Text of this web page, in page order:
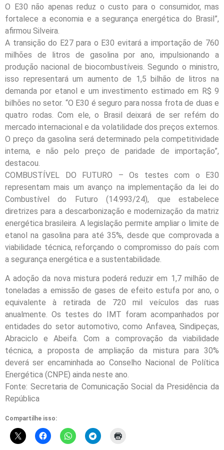
O E30 não apenas reduz o custo para o consumidor, mas
fortalece a economia e a segurança energética do Brasil”,
afirmou Silveira.
A transição do E27 para o E30 evitará a importação de 760
milhões de litros de gasolina por ano, impulsionando a
produção nacional de biocombustíveis. Segundo o ministro,
isso representará um aumento de 1,5 bilhão de litros na
demanda por etanol e um investimento estimado em R$ 9
bilhões no setor. “O E30 é seguro para nossa frota de duas e
quatro rodas. Com ele, o Brasil deixará de ser refém do
mercado internacional e da volatilidade dos preços externos.
O preço da gasolina será determinado pela competitividade
interna, e não pelo preço de paridade de importação”,
destacou.
COMBUSTÍVEL DO FUTURO – Os testes com o E30
representam mais um avanço na implementação da lei do
Combustível do Futuro (14.993/24), que estabelece
diretrizes para a descarbonização e modernização da matriz
energética brasileira. A legislação permite ampliar o limite de
etanol na gasolina para até 35%, desde que comprovada a
viabilidade técnica, reforçando o compromisso do país com
a segurança energética e a sustentabilidade.
A adoção da nova mistura poderá reduzir em 1,7 milhão de
toneladas a emissão de gases de efeito estufa por ano, o
equivalente à retirada de 720 mil veículos das ruas
anualmente. Os testes do IMT foram acompanhados por
entidades do setor automotivo, como Anfavea, Sindipeças,
Abraciclo e Abeifa. Com a comprovação da viabilidade
técnica, a proposta de ampliação da mistura para 30%
deverá ser encaminhada ao Conselho Nacional de Política
Energética (CNPE) ainda neste ano.
Fonte: Secretaria de Comunicação Social da Presidência da
República
Compartilhe isso: